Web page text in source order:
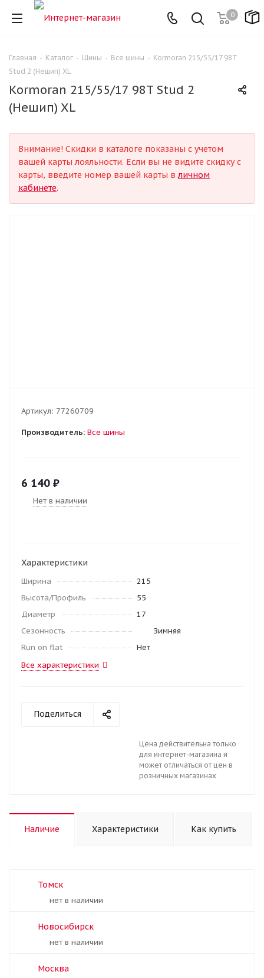
0
Главная - Каталог - Шины - Все шины - Kormoran 215/55/17 98T
Stud 2 (Нешип) XL
Kormoran 215/55/17 98T Stud 2
(Нешип) XL
Внимание! Скидки в каталоге показаны с учетом
вашей карты лояльности. Если вы не видите скидку с
карты, введите номер вашей карты вличном
кабинете.
Артикул: 77260709
Производитель: Все шины
6 140 ₽
Нет в наличии
Характеристики
Ширина
215
Высота/Профиль
55
Диаметр
17
Сезонность
Зимняя
Run on flat
Нет
Все характеристики
Поделиться
Цена действительна только
для интернет-магазина и
может отличаться от цен в
розничных магазинах
Наличие Характеристики Как купить
Томск
Нет в наличии
Новосибирск
Нет в наличии
Москва